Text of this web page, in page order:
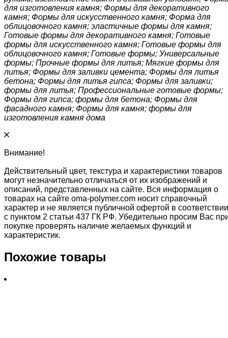
для изготовления камня; Формы для декоративного
камня; Формы для искусственного камня; Форма для
облицовочного камня; эластичные формы для камня;
Готовые формы для декоративного камня; Готовые
формы для искусственного камня; Готовые формы для
облицовочного камня; Готовые формы; Универсальные
формы; Прочные формы для литья; Мягкие формы для
литья; Формы для заливки цемента; Формы для литья
бетона; Формы для литья гипса; Формы для заливки;
формы для литья; Профессиональные готовые формы;
Формы для гипса; формы для бетона; Формы для
фасадного камня; Формы для камня; формы для
изготовления камня дома
Внимание!
Действительный цвет, текстура и характеристики товаров
могут незначительно отличаться от их изображений и
описаний, представленных на сайте. Вся информация о
товарах на сайте oma-polymer.com носит справочный
характер и не является публичной офертой в соответствии
с пунктом 2 статьи 437 ГК РФ. Убедительно просим Вас
покупке проверять наличие желаемых функций и
характеристик.
Похожие товары